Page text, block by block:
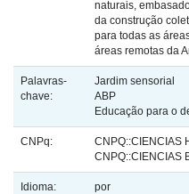
naturais,
da construção
para todas as
áreas remotas da
Palavras-
chave:
Jardim sensorial
ABP
Educação para o
CNPq:
CNPQ::CIENCIAS
CNPQ::CIENCIAS
Idioma: por